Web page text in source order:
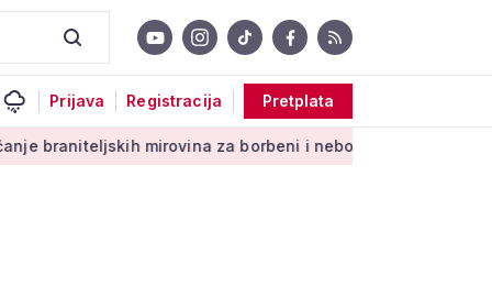
Prijava Registracija Pretplata
mirovina za borbeni i neborbeni sektor od početka 2027.